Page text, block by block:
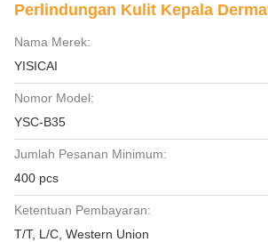
Perlindungan Kulit Kepala
Nama Merek:
YISICAI
Nomor Model:
YSC-B35
Jumlah Pesanan Minimum:
400 pcs
Ketentuan Pembayaran:
T/T, L/C, Western Union